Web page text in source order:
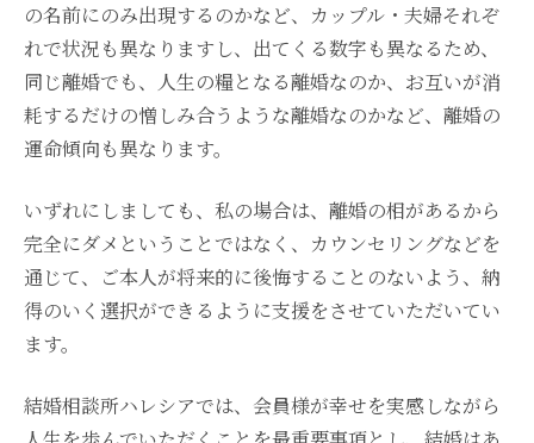
の名前にのみ出現するのかなど、カップル・夫婦それぞ
れで状況も異なりますし、出てくる数字も異なるため、
同じ離婚でも、人生の糧となる離婚なのか、お互いが消
耗するだけの憎しみ合うような離婚なのかなど、離婚の
運命傾向も異なります。
いずれにしましても、私の場合は、離婚の相があるから
完全にダメということではなく、カウンセリングなどを
通じて、ご本人が将来的に後悔することのないよう、納
得のいく選択ができるように支援をさせていただいてい
ます。
結婚相談所ハレシアでは、会員様が幸せを実感しながら